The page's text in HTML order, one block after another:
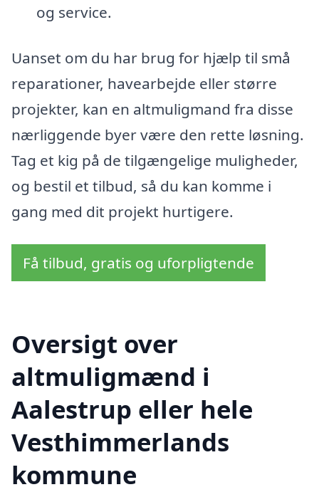
og service.
Uanset om du har brug for hjælp til små
reparationer, havearbejde eller større
projekter, kan en altmuligmand fra disse
nærliggende byer være den rette løsning.
Tag et kig på de tilgængelige muligheder,
og bestil et tilbud, så du kan komme i
gang med dit projekt hurtigere.
Få tilbud, gratis og uforpligtende
Oversigt over
altmuligmænd i
Aalestrup eller hele
Vesthimmerlands
kommune